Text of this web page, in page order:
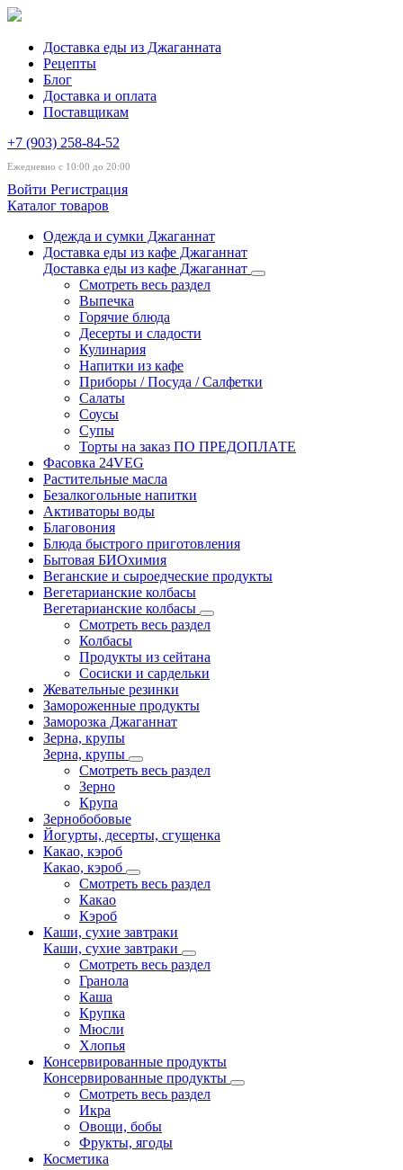
Доставка еды из Джаганната
Рецепты
Блог
Доставка и оплата
Поставщикам
+7 (903) 258-84-52
Ежедневно с 10:00 до 20:00
Войти Регистрация
Каталог товаров
Одежда и сумки Джаганнат
Доставка еды из кафе Джаганнат
Доставка еды из кафе Джаганнат
Смотреть весь раздел
Выпечка
Горячие блюда
Десерты и сладости
Кулинария
Напитки из кафе
Приборы / Посуда / Салфетки
Салаты
Соусы
Супы
Торты на заказ ПО ПРЕДОПЛАТЕ
Фасовка 24VEG
Растительные масла
Безалкогольные напитки
Активаторы воды
Благовония
Блюда быстрого приготовления
Бытовая БИОхимия
Веганские и сыроедческие продукты
Вегетарианские колбасы
Вегетарианские колбасы
Смотреть весь раздел
Колбасы
Продукты из сейтана
Сосиски и сардельки
Жевательные резинки
Замороженные продукты
Заморозка Джаганнат
Зерна, крупы
Зерна, крупы
Смотреть весь раздел
Зерно
Крупа
Зернобобовые
Йогурты, десерты, сгущенка
Какао, кэроб
Какао, кэроб
Смотреть весь раздел
Какао
Кэроб
Каши, сухие завтраки
Каши, сухие завтраки
Смотреть весь раздел
Гранола
Каша
Крупка
Мюсли
Хлопья
Консервированные продукты
Консервированные продукты
Смотреть весь раздел
Икра
Овощи, бобы
Фрукты, ягоды
Косметика